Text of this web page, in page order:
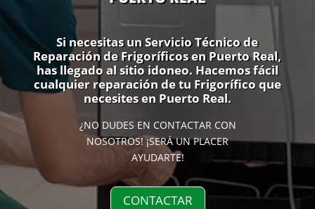
Si necesitas un Servicio Técnico de
Reparación de Frigoríficos en Puerto Real,
has llegado al sitio idoneo. Hacemos fácil
cualquier reparación de tu Frigorífico que
necesites en Puerto Real.
¿NO DUDES EN CONTACTAR CON
NOSOTROS! ¡SERÁ UN PLACER
AYUDARTE!
CONTACTAR